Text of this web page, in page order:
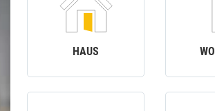
HAUS